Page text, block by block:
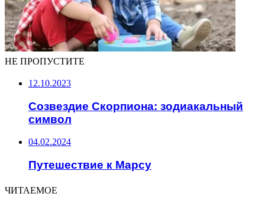
НЕ ПРОПУСТИТЕ
12.10.2023
Созвездие Скорпиона: зодиакальный
символ
04.02.2024
Путешествие к Марсу
ЧИТАЕМОЕ